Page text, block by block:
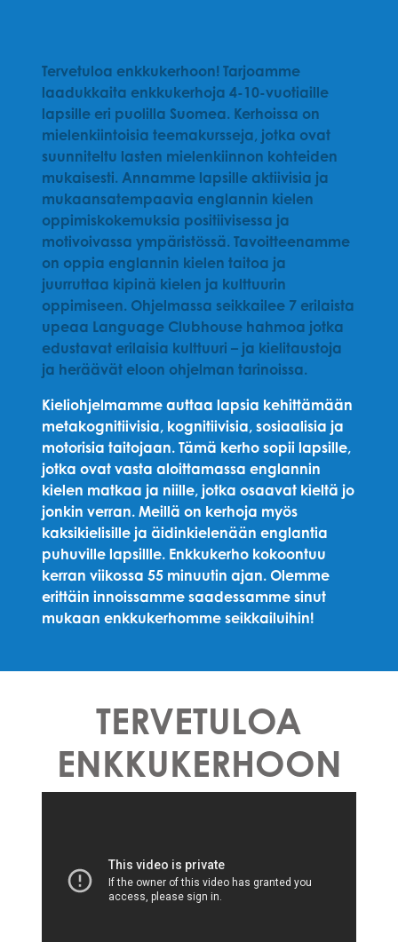
Tervetuloa enkkukerhoon! Tarjoamme
laadukkaita enkkukerhoja 4-10-vuotiaille
lapsille eri puolilla Suomea. Kerhoissa on
mielenkiintoisia teemakursseja, jotka ovat
suunniteltu lasten mielenkiinnon kohteiden
mukaisesti. Annamme lapsille aktiivisia ja
mukaansatempaavia englannin kielen
oppimiskokemuksia positiivisessa ja
motivoivassa ympäristössä. Tavoitteenamme
on oppia englannin kielen taitoa ja
juurruttaa kipinä kielen ja kulttuurin
oppimiseen. Ohjelmassa seikkailee 7 erilaista
upeaa Language Clubhouse hahmoa jotka
edustavat erilaisia kulttuuri – ja kieli​​taustoja
ja heräävät eloon ohjelman tarinoissa.
Kieliohjelmamme auttaa lapsia kehittämään
metakognitiivisia, kognitiivisia, sosiaalisia ja
motorisia taitojaan. Tämä kerho sopii lapsille,
jotka ovat vasta aloittamassa englannin
kielen matkaa ja niille, jotka osaavat kieltä jo
jonkin verran. Meillä on kerhoja myös
kaksikielisille ja äidinkielenään englantia
puhuville lapsillle. Enkkukerho kokoontuu
kerran viikossa 55 minuutin ajan. Olemme
erittäin innoissamme saadessamme sinut
mukaan enkkukerhomme seikkailuihin!
TERVETULOA
ENKKUKERHOON